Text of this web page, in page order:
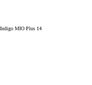
MIO Plus 14